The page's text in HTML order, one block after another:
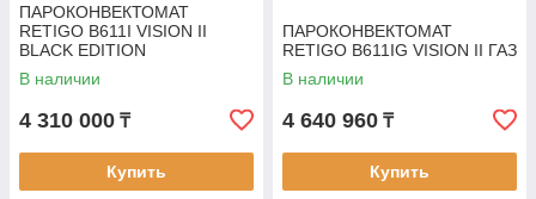
ПАРОКОНВЕКТОМАТ
RETIGO B611I VISION II
BLACK EDITION
В наличии
4 310 000 ₸
Купить
ПАРОКОНВЕКТОМАТ
RETIGO B611IG VISION II ГАЗ
В наличии
4 640 960 ₸
Купить